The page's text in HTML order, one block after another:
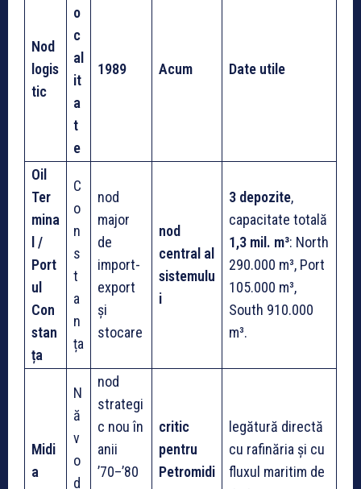
Nod
logis
tic
o
c
al
it
a
t
e
1989 Acum Date utile
Oil
Ter
mina
l /
Port
ul
Con
stan
ța
C
o
n
s
t
a
n
ța
nod
major
de
import-
export
și
stocare
nod
central al
sistemulu
i
3 depozite,
capacitate totală
1,3 mil. m³: North
290.000 m³, Port
105.000 m³,
South 910.000
m³.
Midi
a
N
ă
v
o
d
nod
strategi
c nou în
anii
’70–’80
critic
pentru
Petromidi
legătură directă
cu rafinăria și cu
fluxul maritim de